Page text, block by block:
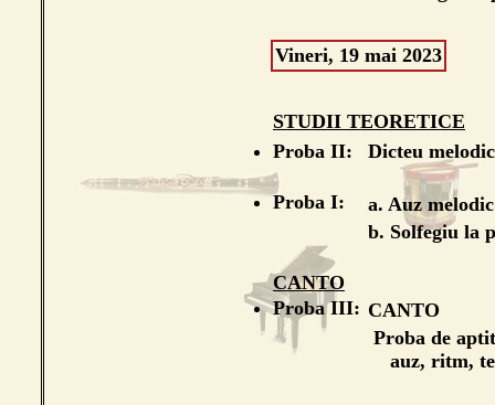
Vineri, 19 mai 2023
STUDII TEORETICE
Proba II:
Dicteu melodic
Proba I:
a. Auz
b. Solfegiu la
CANTO
Proba III: CANTO
Proba de
auz, ritm,